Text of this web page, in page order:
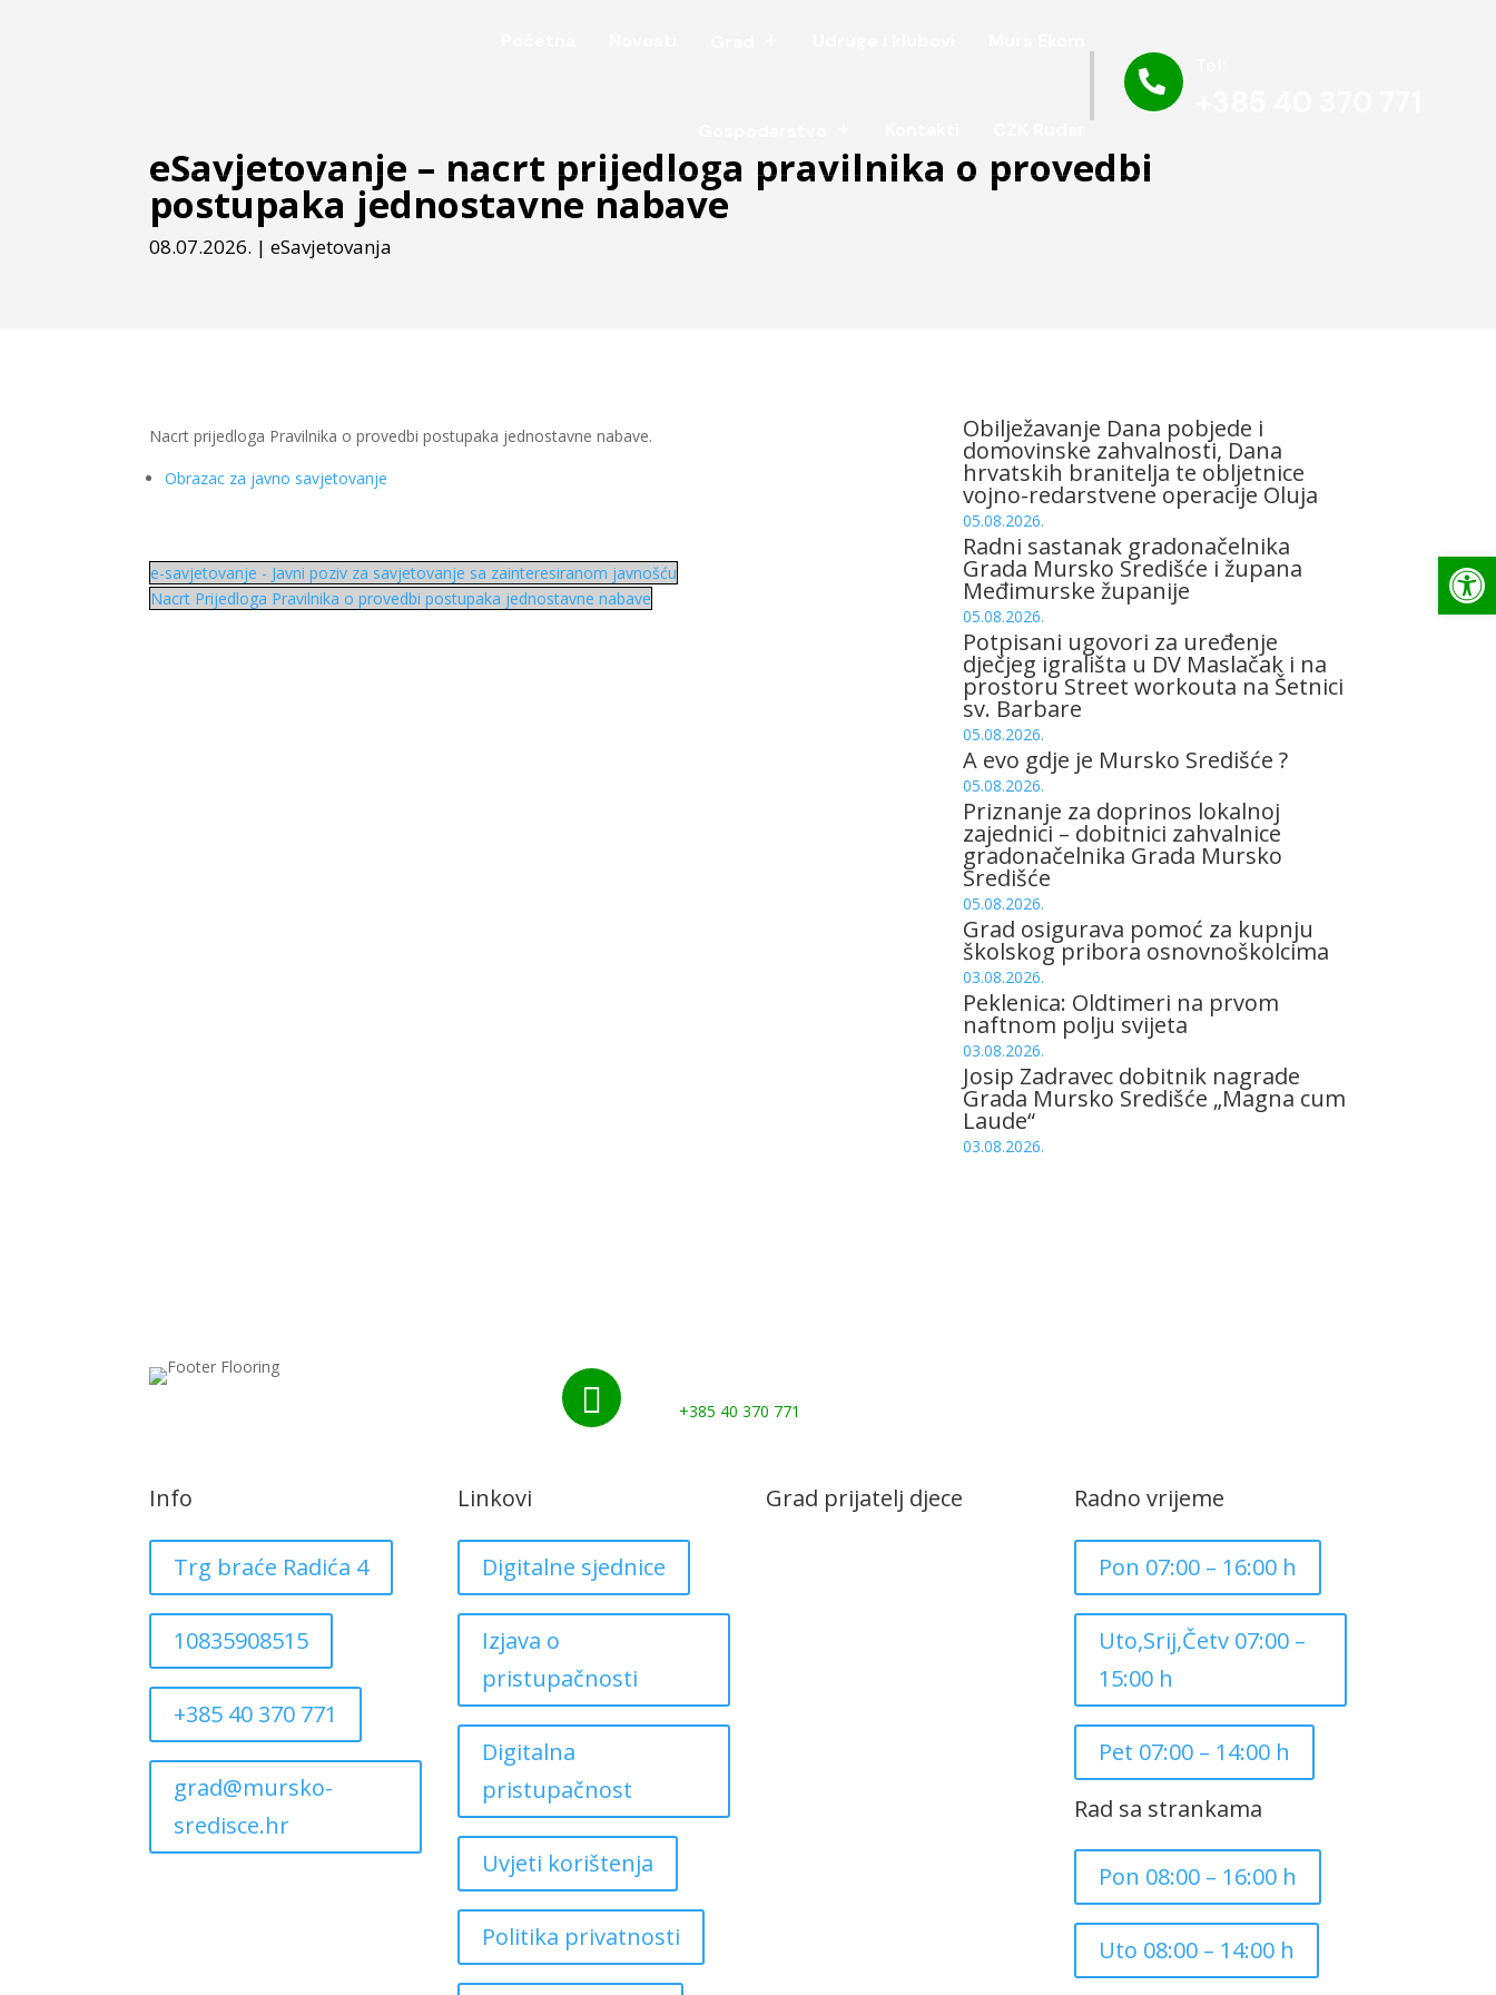

eSavjetovanje – nacrt prijedloga pravilnika o provedbi
postupaka jednostavne nabave
08.07.2026. |eSavjetovanja
Nacrt prijedloga Pravilnika o provedbi postupaka jednostavne nabave.
Obrazac za javno savjetovanje
e-savjetovanje - Javni poziv za savjetovanje sa zainteresiranom javnošću
Nacrt Prijedloga Pravilnika o provedbi postupaka jednostavne nabave
Obilježavanje Dana pobjede i
domovinske zahvalnosti, Dana
hrvatskih branitelja te obljetnice
vojno-redarstvene operacije Oluja
05.08.2026.
Radni sastanak gradonačelnika
Grada Mursko Središće i župana
Međimurske županije
05.08.2026.
Potpisani ugovori za uređenje
dječjeg igrališta u DV Maslačak i na
prostoru Street workouta na Šetnici
sv. Barbare
05.08.2026.
A evo gdje je Mursko Središće ?
05.08.2026.
Priznanje za doprinos lokalnoj
zajednici – dobitnici zahvalnice
gradonačelnika Grada Mursko
Središće
05.08.2026.
Grad osigurava pomoć za kupnju
školskog pribora osnovnoškolcima
03.08.2026.
Peklenica: Oldtimeri na prvom
naftnom polju svijeta
03.08.2026.
Josip Zadravec dobitnik nagrade
Grada Mursko Središće „Magna cum
Laude“
03.08.2026.
 +385 40 370 771
Info
Trg braće Radića 4
10835908515
+385 40 370 771
grad@mursko-
sredisce.hr
Linkovi
Digitalne sjednice
Izjava o
pristupačnosti
Digitalna
pristupačnost
Uvjeti korištenja
Politika privatnosti
Grad prijatelj djece Radno vrijeme
Pon 07:00 – 16:00 h
Uto,Srij,Četv 07:00 –
15:00 h
Pet 07:00 – 14:00 h
Rad sa strankama
Pon 08:00 – 16:00 h
Uto 08:00 – 14:00 h